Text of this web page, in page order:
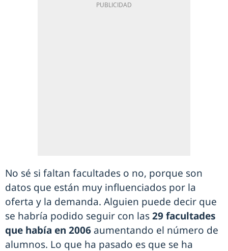
No sé si faltan facultades o no, porque son
datos que están muy influenciados por la
oferta y la demanda. Alguien puede decir que
se habría podido seguir con las29 facultades
que había en 2006 aumentando el número de
alumnos. Lo que ha pasado es que se ha